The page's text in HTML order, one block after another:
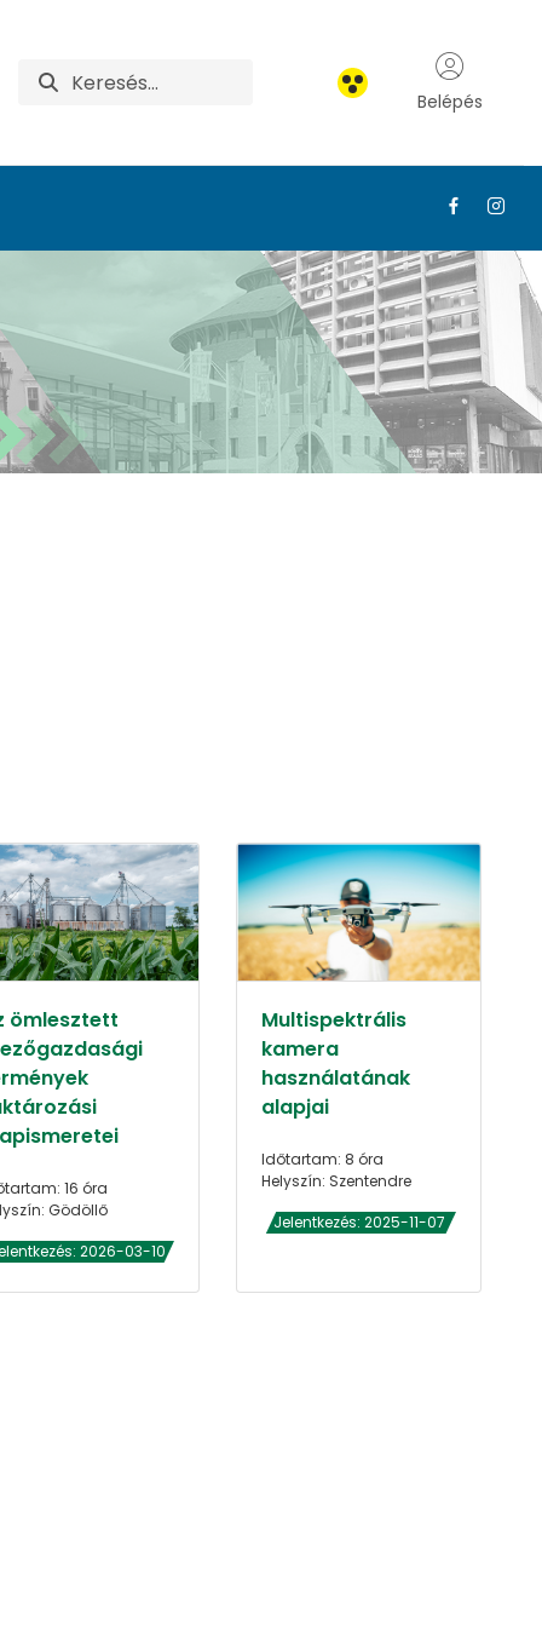
Belépés
ömlesztett
16 óra
Gödöllő
2026-03-10
Multispektrális
kamera
használatának
alapjai
Időtartam: 8 óra
Helyszín: Szentendre
Jelentkezés: 2025-11-07